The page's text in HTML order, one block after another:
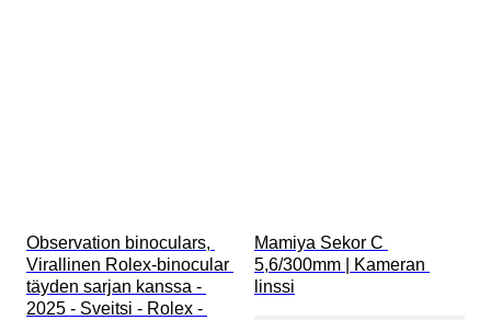
Observation binoculars,
Virallinen Rolex-binocular
täyden sarjan kanssa -
2025 - Sveitsi - Rolex -
Mamiya Sekor C
5,6/300mm | Kameran
linssi